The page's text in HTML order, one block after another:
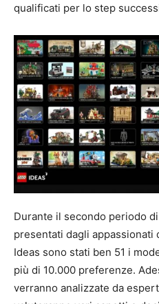
qualificati per lo step
Durante il secondo periodo
presentati dagli appassionati
Ideas sono stati ben 51 i
più di 10.000 preferenze.
verranno analizzate da